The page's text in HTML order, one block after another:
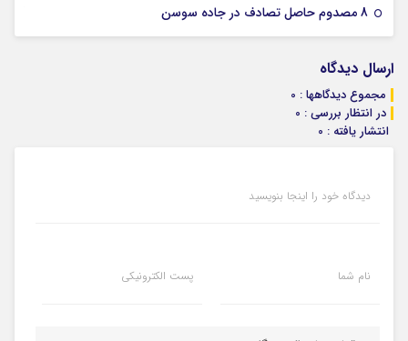
8 مصدوم حاصل تصادف در جاده سوسن
ارسال دیدگاه
مجموع دیدگاهها : 0
در انتظار بررسی : 0
انتشار یافته : 0
دیدگاه خود را اینجا بنویسید
نام شما پست الکترونیکی